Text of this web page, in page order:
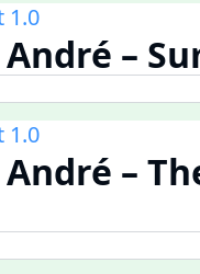
1.0
–
1.0
–